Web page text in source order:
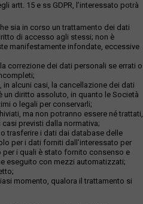
artt. 15 e ss GDPR, l’interessato potrà
sia in corso un trattamento dei dati
di accesso agli stessi; non è
manifestamente infondate, eccessive
correzione dei dati personali se errati o
alcuni casi, la cancellazione dei dati
un diritto assoluto, in quanto le Società
o legali per conservarli;
ma non potranno essere né trattati,
previsti dalla normativa;
trasferire i dati dai database delle
per i dati forniti dall’interessato per
per i quali è stato fornito consenso e
eseguito con mezzi automatizzati;
momento, qualora il trattamento si